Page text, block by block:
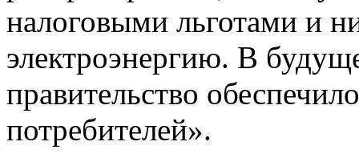
налоговыми льготами и
электроэнергию. В
правительство
потребителей».